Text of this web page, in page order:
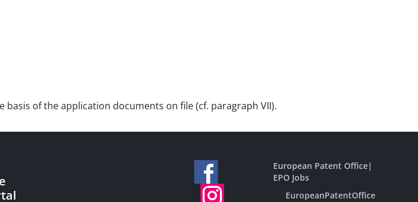
of the application documents on file (cf. paragraph VII).
European Patent Office|
EPO Jobs
EuropeanPatentOffice